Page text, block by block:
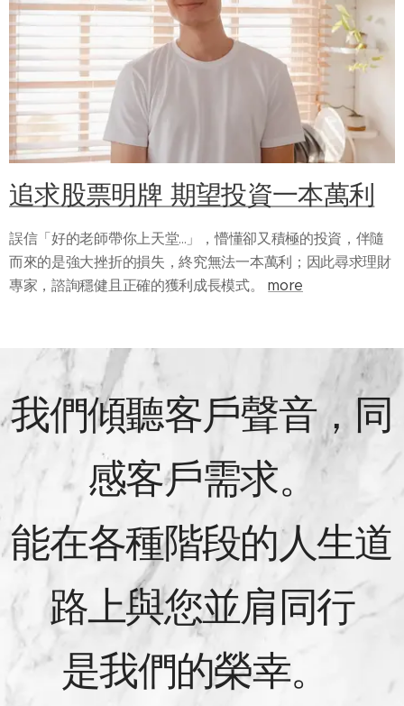
追求股票明牌 期望投資一本萬利
誤信「好的老師帶你上天堂...」，懵懂卻又積極的投資，伴隨
而來的是強大挫折的損失，終究無法一本萬利；因此尋求理財
專家，諮詢穩健且正確的獲利成長模式。more
我們傾聽客戶聲音，同
感客戶需求。
能在各種階段的人生道
路上與您並肩同行
是我們的榮幸。